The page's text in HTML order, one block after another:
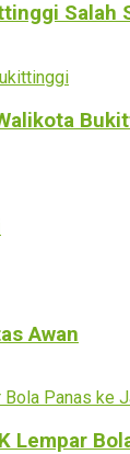
Salah
Awan
Lempar